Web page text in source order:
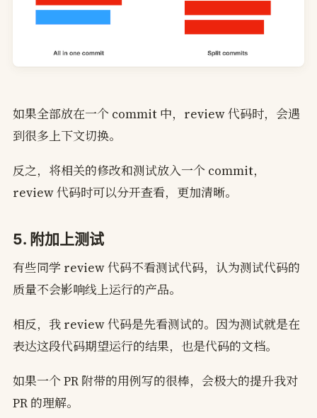
如果全部放在一个 commit 中，review 代码时，会遇
到很多上下文切换。
反之，将相关的修改和测试放入一个 commit，
review 代码时可以分开查看，更加清晰。
5. 附加上测试
有些同学 review 代码不看测试代码，认为测试代码的
质量不会影响线上运行的产品。
相反，我 review 代码是先看测试的。因为测试就是在
表达这段代码期望运行的结果，也是代码的文档。
如果一个 PR 附带的用例写的很棒，会极大的提升我对
PR 的理解。